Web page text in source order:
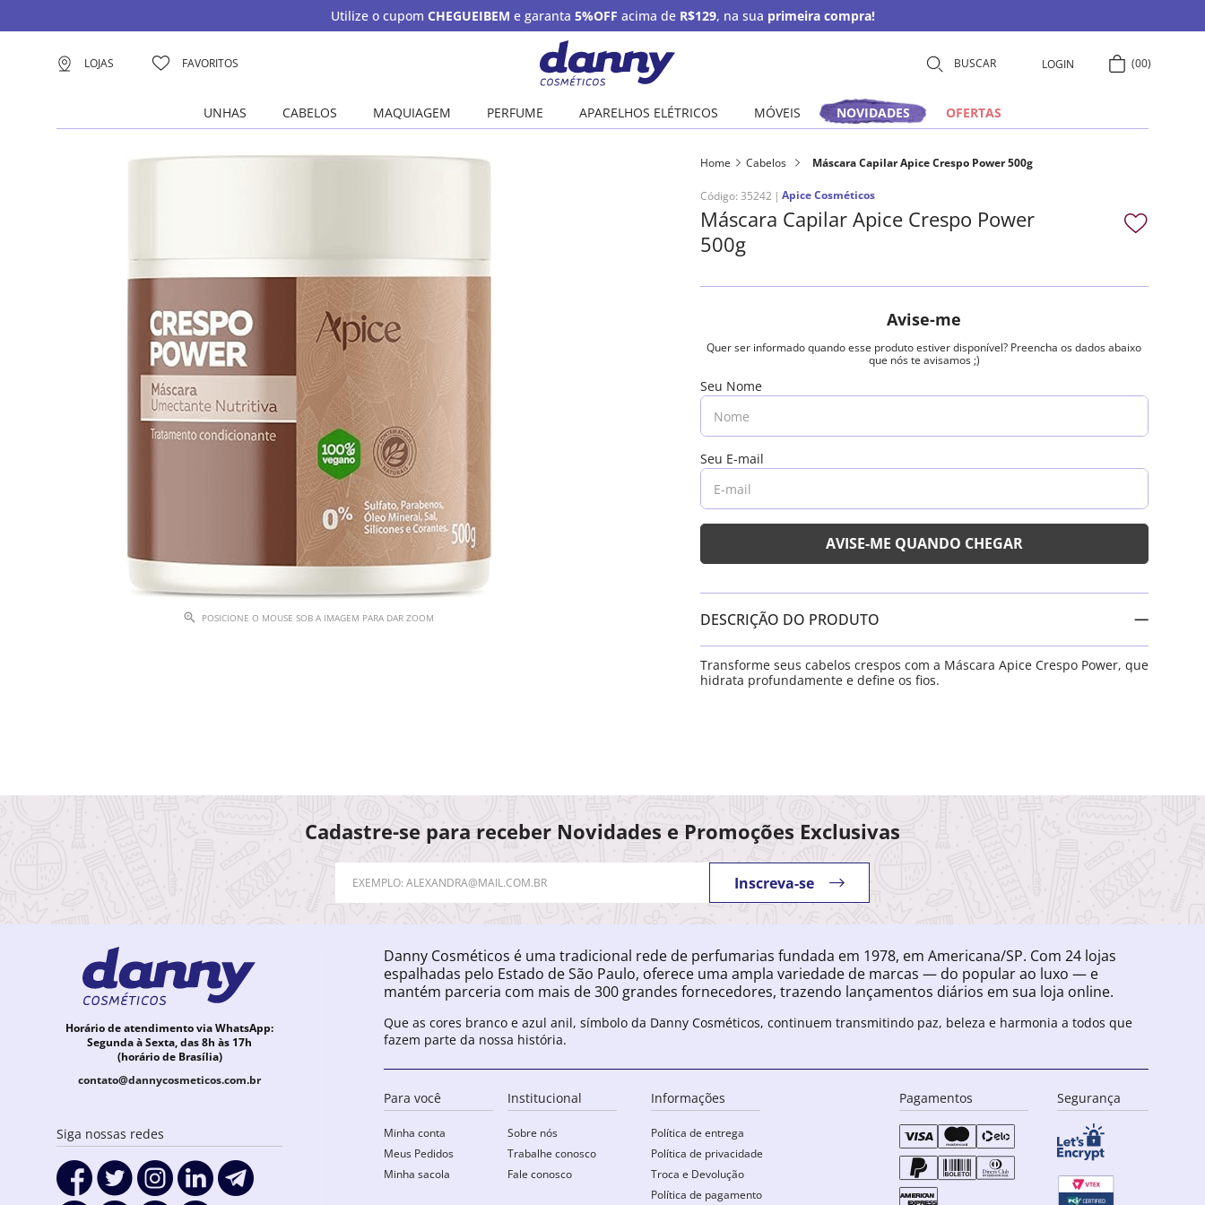
Utilize o cupom CHEGUEIBEM e garanta 5%OFF acima de R$129, na sua primeira compra!
LOJAS FAVORITOS LOGIN 00
UNHAS CABELOS MAQUIAGEM PERFUME APARELHOS ELÉTRICOS MÓVEIS NOVIDADES OFERTAS
POSICIONE O MOUSE SOB A IMAGEM PARA DAR ZOOM
Home Cabelos Máscara Capilar Apice Crespo Power 500g
Código: 35242 Apice Cosméticos
Máscara Capilar Apice Crespo Power
500g
DESCRIÇÃO DO PRODUTO
Transforme seus cabelos crespos com a Máscara Apice Crespo Power, que
hidrata profundamente e define os fios.
Cadastre-se para receber Novidades e Promoções Exclusivas
Inscreva-se
Horário de atendimento via WhatsApp:
Segunda à Sexta, das 8h às 17h
(horário de Brasília)
contato@dannycosmeticos.com.br
Siga nossas redes
Danny Cosméticos é uma tradicional rede de perfumarias fundada em 1978, em Americana/SP. Com 24 lojas
espalhadas pelo Estado de São Paulo, oferece uma ampla variedade de marcas — do popular ao luxo — e
mantém parceria com mais de 300 grandes fornecedores, trazendo lançamentos diários em sua loja online.
Que as cores branco e azul anil, símbolo da Danny Cosméticos, continuem transmitindo paz, beleza e harmonia a todos que
fazem parte da nossa história.
Para você
Minha conta
Meus Pedidos
Minha sacola
Institucional
Sobre nós
Trabalhe conosco
Fale conosco
Informações
Política de entrega
Política de privacidade
Troca e Devolução
Política de pagamento
Pagamentos Segurança